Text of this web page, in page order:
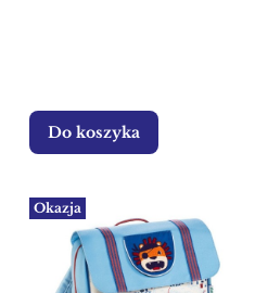
Do koszyka
Okazja